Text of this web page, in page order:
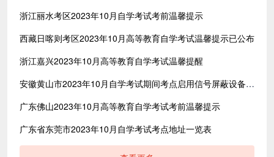
浙江丽水考区2023年10月自学考试考前温馨提示
西藏日喀则考区2023年10月高等教育自学考试温馨提示已公布
​浙江嘉兴2023年10月高等教育自学考试温馨提醒
安徽黄山市2023年10月自学考试期间考点启用信号屏蔽设备的公告
广东佛山2023年10月高等教育自学考试考前温馨提示
广东省东莞市2023年10月自学考试考点地址一览表